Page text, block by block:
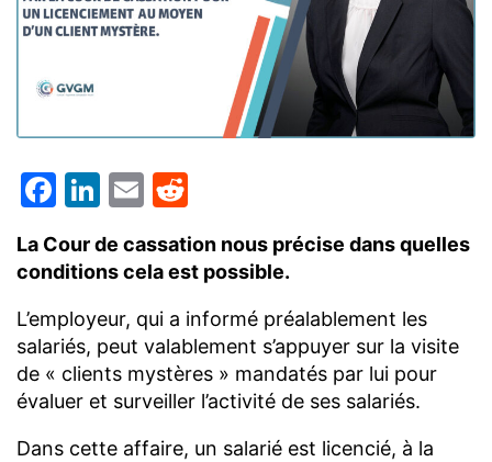
Facebook
LinkedIn
Email
La Cour de cassation nous précise dans quelles
conditions cela est possible.
L’employeur, qui a informé préalablement les
salariés, peut valablement s’appuyer sur la visite
de « clients mystères » mandatés par lui pour
évaluer et surveiller l’activité de ses salariés.
Dans cette affaire, un salarié est licencié, à la